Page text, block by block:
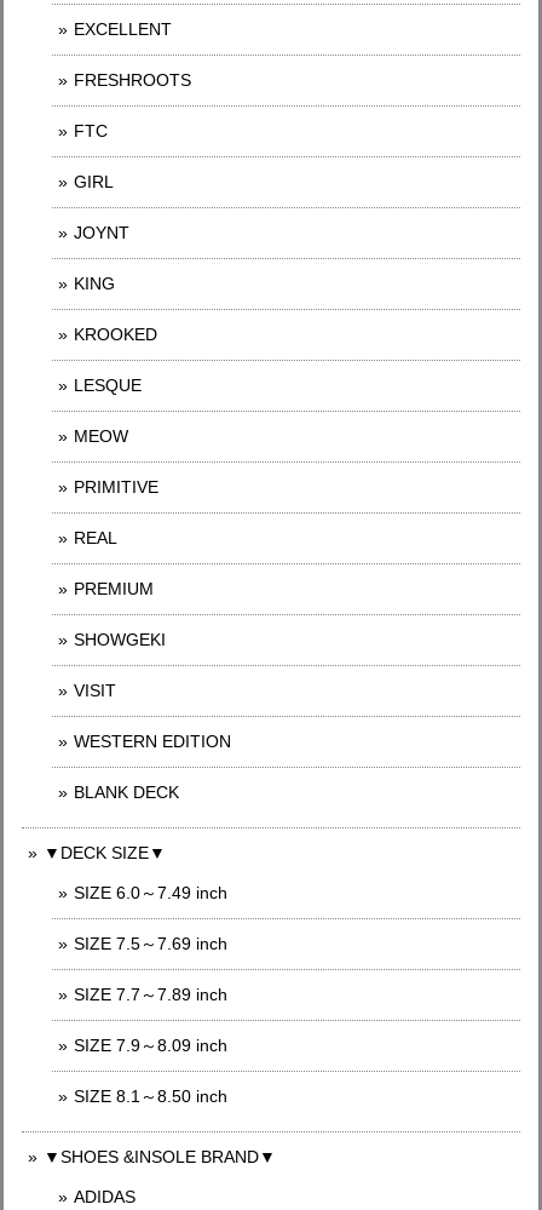
EXCELLENT
FRESHROOTS
FTC
GIRL
JOYNT
KING
KROOKED
LESQUE
MEOW
PRIMITIVE
REAL
PREMIUM
SHOWGEKI
VISIT
WESTERN EDITION
BLANK DECK
▼DECK SIZE▼
SIZE 6.0～7.49 inch
SIZE 7.5～7.69 inch
SIZE 7.7～7.89 inch
SIZE 7.9～8.09 inch
SIZE 8.1～8.50 inch
▼SHOES &INSOLE BRAND▼
ADIDAS